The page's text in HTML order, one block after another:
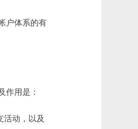
户体系的有
用是：
动，以及